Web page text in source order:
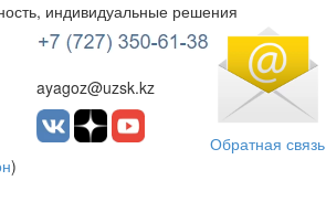
индивидуальные решения
ayagoz@uzsk.kz
Обратная связь
)